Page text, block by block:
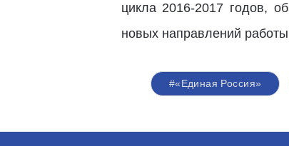
цикла 2016-2017 годов,
новых направлений
#«Единая Россия»